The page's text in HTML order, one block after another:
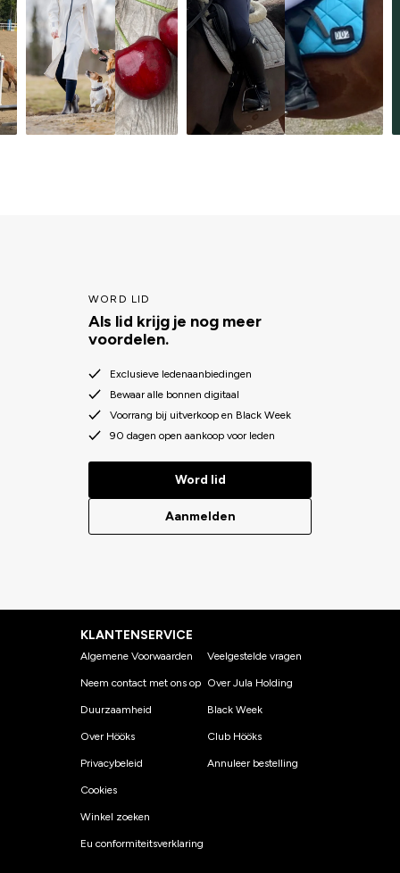
WORD LID
Als lid krijg je nog meer
voordelen.
Exclusieve ledenaanbiedingen
Bewaar alle bonnen digitaal
Voorrang bij uitverkoop en Black Week
90 dagen open aankoop voor leden
Word lid
Aanmelden
KLANTENSERVICE
Algemene Voorwaarden
Neem contact met ons op
Duurzaamheid
Over Hööks
Privacybeleid
Cookies
Winkel zoeken
Eu conformiteitsverklaring
Veelgestelde vragen
Over Jula Holding
Black Week
Club Hööks
Annuleer bestelling